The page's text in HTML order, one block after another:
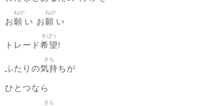
お願
ねが
い お願
ねが
い
トレード希望
きぼう
!
ふたりの気持
きも
ちが
ひとつなら
きも